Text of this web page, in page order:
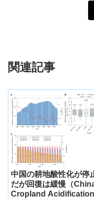
関連記事
中国の耕地酸性化が停
だが回復は緩慢（
Cropland Acidification